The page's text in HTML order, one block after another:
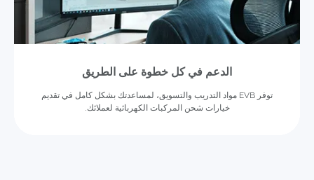
الدعم في كل خطوة على الطريق
توفر EVB مواد التدريب والتسويق، لمساعدتك بشكل كامل في تقديم
خيارات شحن المركبات الكهربائية لعملائك.